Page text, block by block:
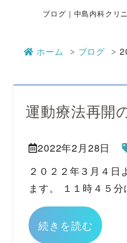
ブログ｜中島内科クリ
ホーム ブログ
運動療法再開
2022年2月28日
２０２２年３月４日
ます。 １１時４５
続きを読む